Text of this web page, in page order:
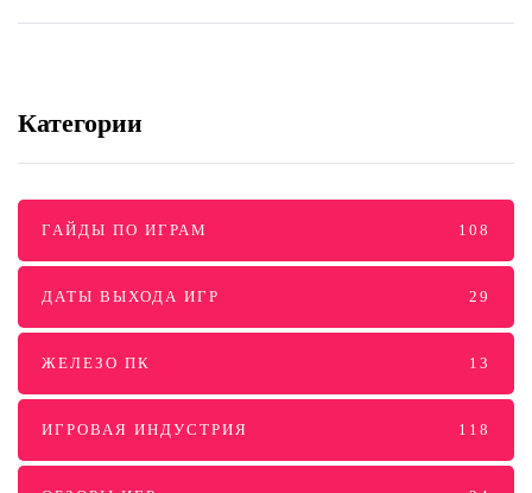
Категории
ГАЙДЫ ПО ИГРАМ 108
ДАТЫ ВЫХОДА ИГР 29
ЖЕЛЕЗО ПК 13
ИГРОВАЯ ИНДУСТРИЯ 118